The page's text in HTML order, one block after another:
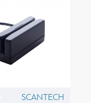
SCANTECH